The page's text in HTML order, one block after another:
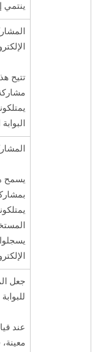
ينتمي
تتيح
يسمح
جعل
عند